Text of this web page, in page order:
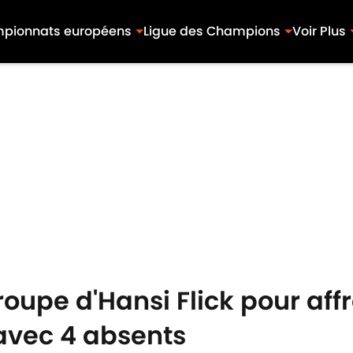
européens Ligue des Champions Voir Plus
d'Hansi Flick pour
4 absents